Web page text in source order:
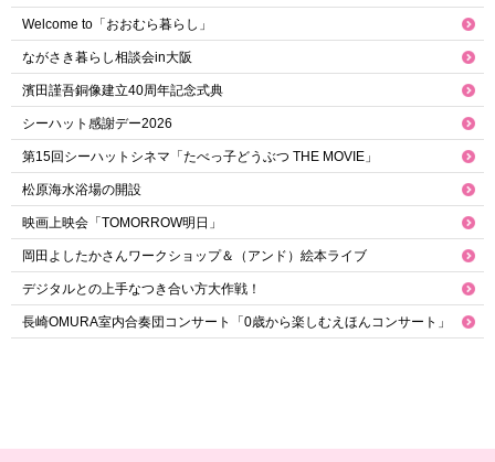
Welcome to「おおむら暮らし」
ながさき暮らし相談会in大阪
濱田謹吾銅像建立40周年記念式典
シーハット感謝デー2026
第15回シーハットシネマ「たべっ子どうぶつ THE MOVIE」
松原海水浴場の開設
映画上映会「TOMORROW明日」
岡田よしたかさんワークショップ＆（アンド）絵本ライブ
デジタルとの上手なつき合い方大作戦！
長崎OMURA室内合奏団コンサート「0歳から楽しむえほんコンサート」